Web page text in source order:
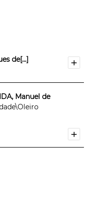
de[...]
Manuel de